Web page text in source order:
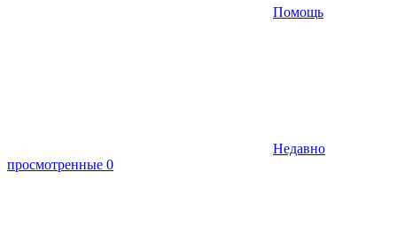
Помощь
Недавно
просмотренные 0